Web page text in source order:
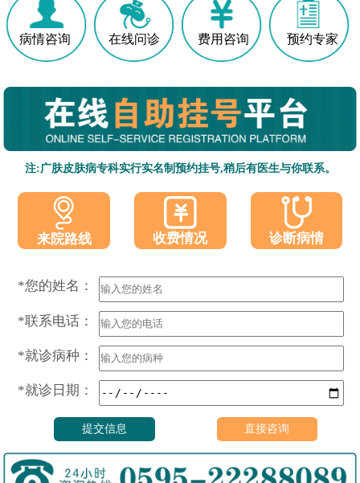
病情咨询 在线问诊 费用咨询 预约专家
注:广肤皮肤病专科实行实名制预约挂号,稍后有医生与你联系。
来院路线 收费情况 诊断病情
*您的姓名：
*联系电话：
*就诊病种：
*就诊日期：